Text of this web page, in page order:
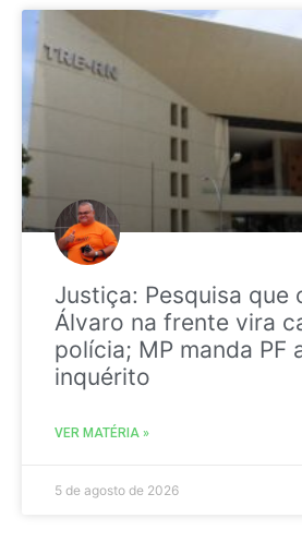
Justiça: Pesquisa que
Álvaro na frente vira
polícia; MP manda PF
inquérito
VER MATÉRIA »
5 de agosto de 2026